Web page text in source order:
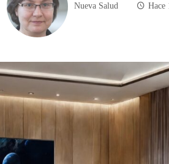
Nueva Salud Hace